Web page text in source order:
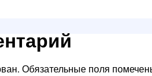
Обязательные поля